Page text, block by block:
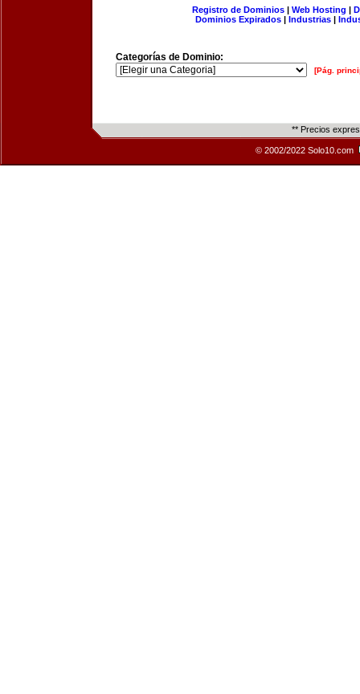
Registro de Dominios| Web Hosting |
Dominios Expirados | Industrias |
Categorías de Dominio:
[Pág.
** Precios
© 2002/2022 Solo10.com